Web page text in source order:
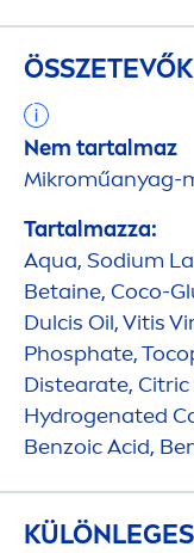
Nem tartalmaz
Mikroműanyag-
Tartalmazza:
Aqua, Sodium
Betaine, Coco-
Dulcis Oil, Vitis
Phosphate,
Distearate,
Hydrogenated
Benzoic Acid,